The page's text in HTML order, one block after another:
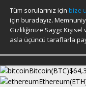
Tüm sorularınız için bize
için buradayız.
Gizliliğinize Saygı:
asla üçüncü taraflarla
Bitcoin(BTC)